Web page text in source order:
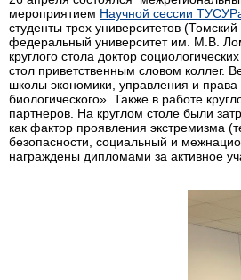
мероприятием Научной сессии
студенты трех университетов
федеральный университет им. М.В.
круглого стола доктор
стол приветственным словом
школы экономики, управления и
биологического». Также в работе
партнеров. На круглом столе были
как фактор проявления экстремизма
безопасности, социальный и
награждены дипломами за активное